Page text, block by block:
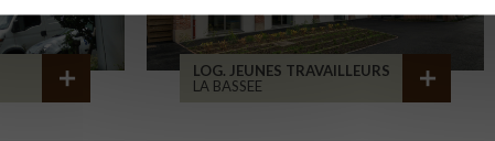
LOG. JEUNES TRAVAILLEURS
LA BASSEE